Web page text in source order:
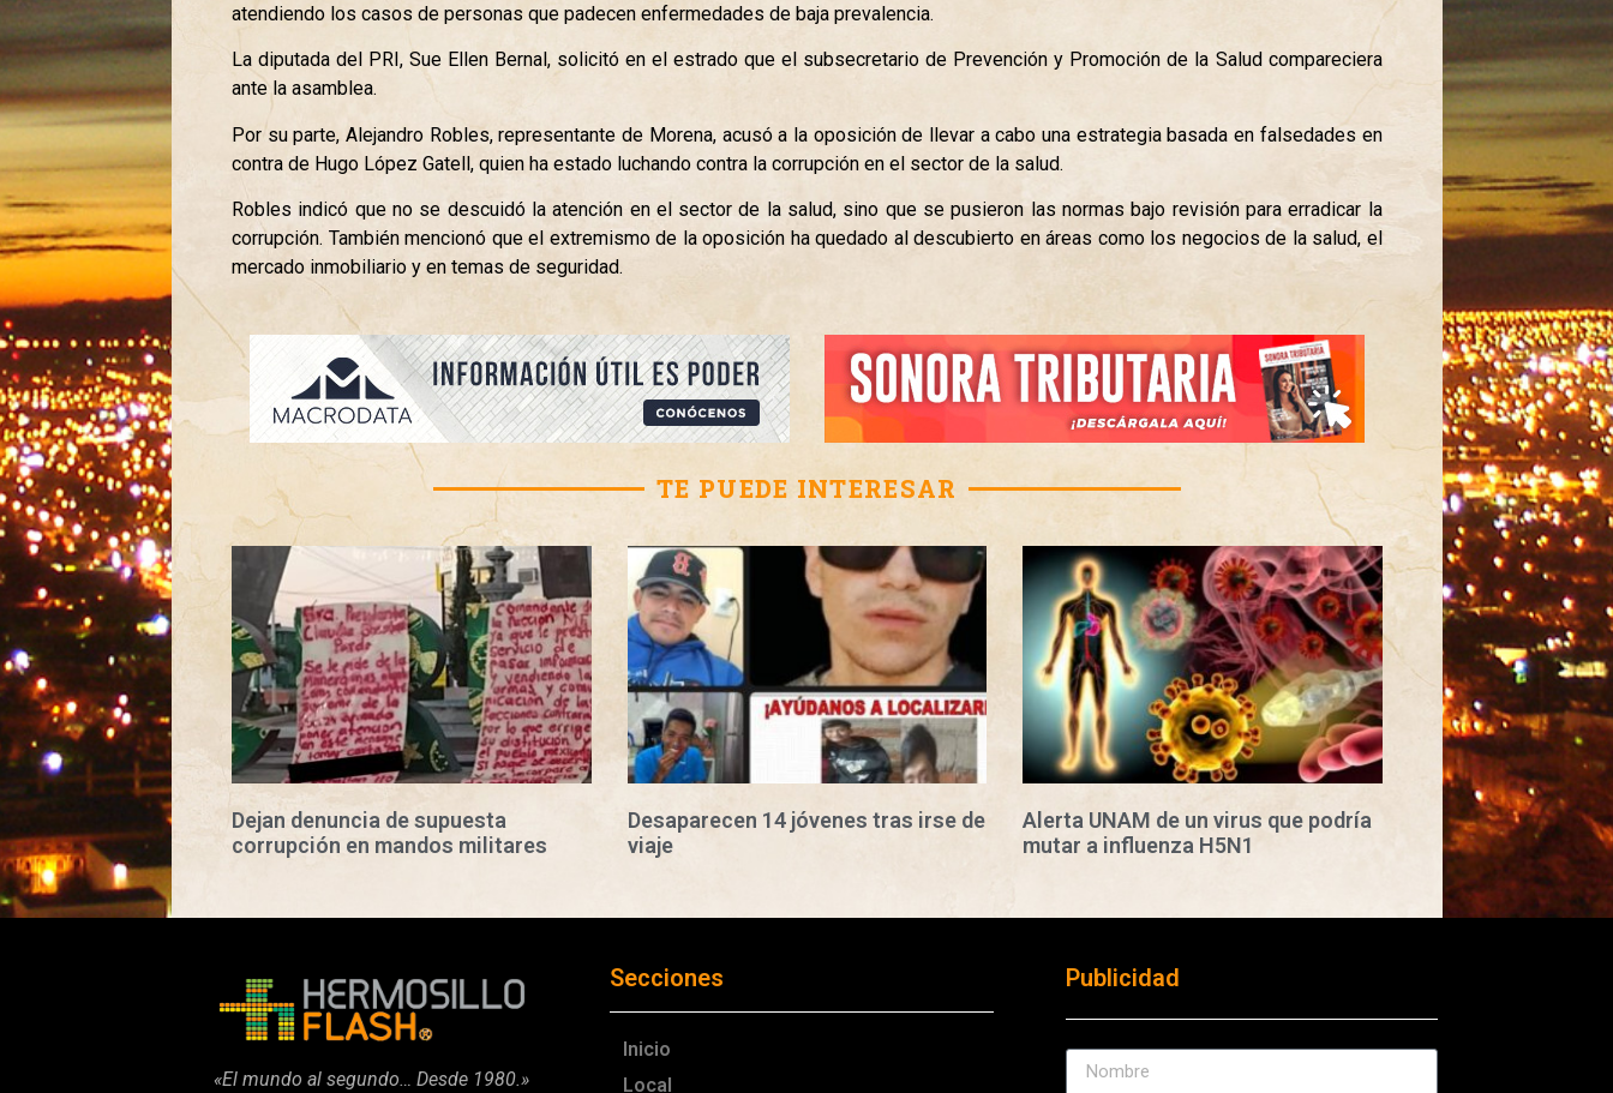
atendiendo los casos de personas que padecen enfermedades de baja prevalencia.
La diputada del PRI, Sue Ellen Bernal, solicitó en el estrado que el subsecretario de Prevención y Promoción de la Salud compareciera
ante la asamblea.
Por su parte, Alejandro Robles, representante de Morena, acusó a la oposición de llevar a cabo una estrategia basada en falsedades en
contra de Hugo López Gatell, quien ha estado luchando contra la corrupción en el sector de la salud.
Robles indicó que no se descuidó la atención en el sector de la salud, sino que se pusieron las normas bajo revisión para erradicar la
corrupción. También mencionó que el extremismo de la oposición ha quedado al descubierto en áreas como los negocios de la salud, el
mercado inmobiliario y en temas de seguridad.
TE PUEDE INTERESAR
Dejan denuncia de supuesta
corrupción en mandos militares
Desaparecen 14 jóvenes tras irse de
viaje
Alerta UNAM de un virus que podría
mutar a influenza H5N1
«El mundo al segundo… Desde 1980.»
Secciones
Inicio
Local
Publicidad